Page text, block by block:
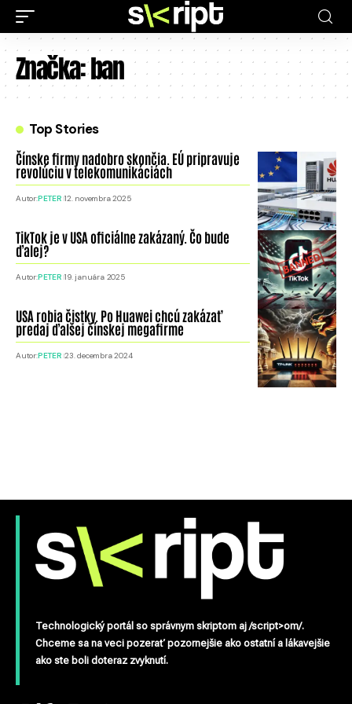
Značka:ban
Top Stories
Čínske firmy nadobro skončia. EÚ pripravuje
revolúciu v telekomunikáciách
Autor:PETER 12. novembra 2025
TikTok je v USA oficiálne zakázaný. Čo bude
ďalej?
Autor:PETER 19. januára 2025
USA robia čistky. Po Huawei chcú zakázať
predaj ďalšej čínskej megafirme
Autor:PETER 23. decembra 2024
Technologický portál so správnym skriptom aj /script>om/.
Chceme sa na veci pozerať pozornejšie ako ostatní a lákavejšie
ako ste boli doteraz zvyknutí.